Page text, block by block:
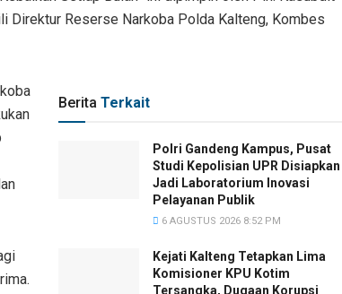
Direktur Reserse Narkoba Polda Kalteng, Kombes
Berita Terkait
Polri Gandeng Kampus, Pusat
Studi Kepolisian UPR Disiapkan
Jadi Laboratorium Inovasi
Pelayanan Publik
6 AGUSTUS 2026 8:52 PM
Kejati Kalteng Tetapkan Lima
Komisioner KPU Kotim
Tersangka, Dugaan Korupsi